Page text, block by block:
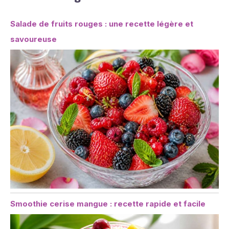
Salade de fruits rouges : une recette légère et
savoureuse
Smoothie cerise mangue : recette rapide et facile